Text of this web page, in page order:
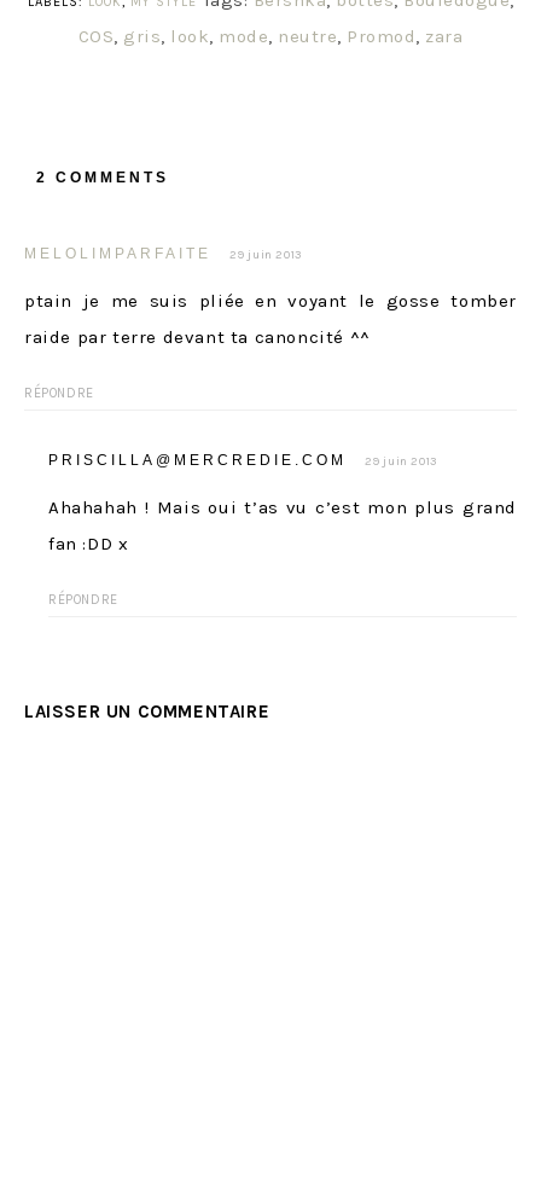
COS, gris, look, mode, neutre, Promod, zara
2 COMMENTS
MELOLIMPARFAITE 29 juin 2013
ptain je me suis pliée en voyant le gosse tomber
raide par terre devant ta canoncité ^^
RÉPONDRE
PRISCILLA@MERCREDIE.COM 29 juin 2013
Ahahahah ! Mais oui t’as vu c’est mon plus grand
fan :DD x
RÉPONDRE
LAISSER UN COMMENTAIRE